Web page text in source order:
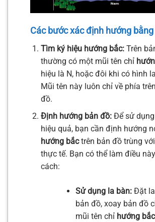
Các bước xác định hướng
Tìm ký hiệu hướng bắc:Trên
thường có một mũi tên chỉ
hiệu là N, hoặc đôi khi có hình
Mũi tên này luôn chỉ về phía
đồ.
Định hướng bản đồ:Để sử
hiệu quả, bạn cần định hướng
hướng bắctrên bản đồ trùng với
thực tế. Bạn có thể làm điều
cách:
Sử dụng la bàn:Đặt la
bản đồ, xoay bản đồ
mũi tên chỉ hướng bắc